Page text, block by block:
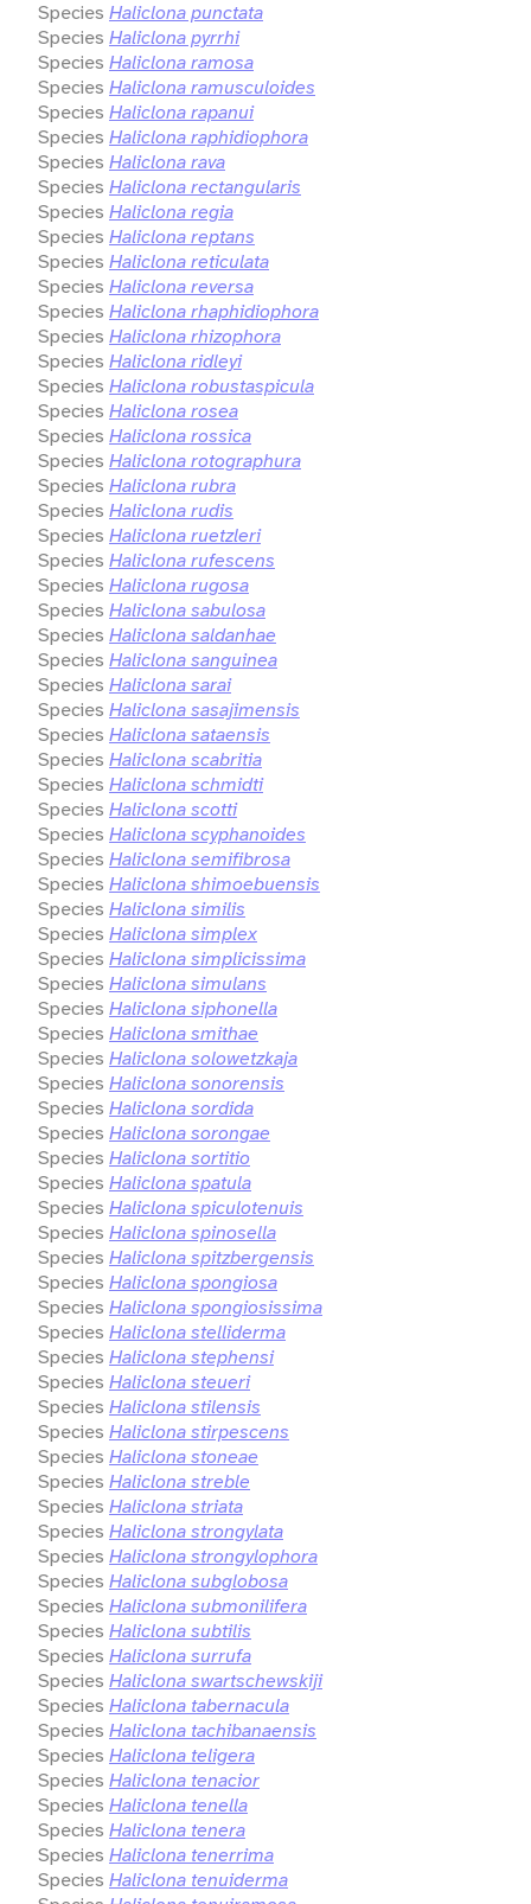
Species Haliclona punctata
Species Haliclona pyrrhi
Species Haliclona ramosa
Species Haliclona ramusculoides
Species Haliclona rapanui
Species Haliclona raphidiophora
Species Haliclona rava
Species Haliclona rectangularis
Species Haliclona regia
Species Haliclona reptans
Species Haliclona reticulata
Species Haliclona reversa
Species Haliclona rhaphidiophora
Species Haliclona rhizophora
Species Haliclona ridleyi
Species Haliclona robustaspicula
Species Haliclona rosea
Species Haliclona rossica
Species Haliclona rotographura
Species Haliclona rubra
Species Haliclona rudis
Species Haliclona ruetzleri
Species Haliclona rufescens
Species Haliclona rugosa
Species Haliclona sabulosa
Species Haliclona saldanhae
Species Haliclona sanguinea
Species Haliclona sarai
Species Haliclona sasajimensis
Species Haliclona sataensis
Species Haliclona scabritia
Species Haliclona schmidti
Species Haliclona scotti
Species Haliclona scyphanoides
Species Haliclona semifibrosa
Species Haliclona shimoebuensis
Species Haliclona similis
Species Haliclona simplex
Species Haliclona simplicissima
Species Haliclona simulans
Species Haliclona siphonella
Species Haliclona smithae
Species Haliclona solowetzkaja
Species Haliclona sonorensis
Species Haliclona sordida
Species Haliclona sorongae
Species Haliclona sortitio
Species Haliclona spatula
Species Haliclona spiculotenuis
Species Haliclona spinosella
Species Haliclona spitzbergensis
Species Haliclona spongiosa
Species Haliclona spongiosissima
Species Haliclona stelliderma
Species Haliclona stephensi
Species Haliclona steueri
Species Haliclona stilensis
Species Haliclona stirpescens
Species Haliclona stoneae
Species Haliclona streble
Species Haliclona striata
Species Haliclona strongylata
Species Haliclona strongylophora
Species Haliclona subglobosa
Species Haliclona submonilifera
Species Haliclona subtilis
Species Haliclona surrufa
Species Haliclona swartschewskiji
Species Haliclona tabernacula
Species Haliclona tachibanaensis
Species Haliclona teligera
Species Haliclona tenacior
Species Haliclona tenella
Species Haliclona tenera
Species Haliclona tenerrima
Species Haliclona tenuiderma